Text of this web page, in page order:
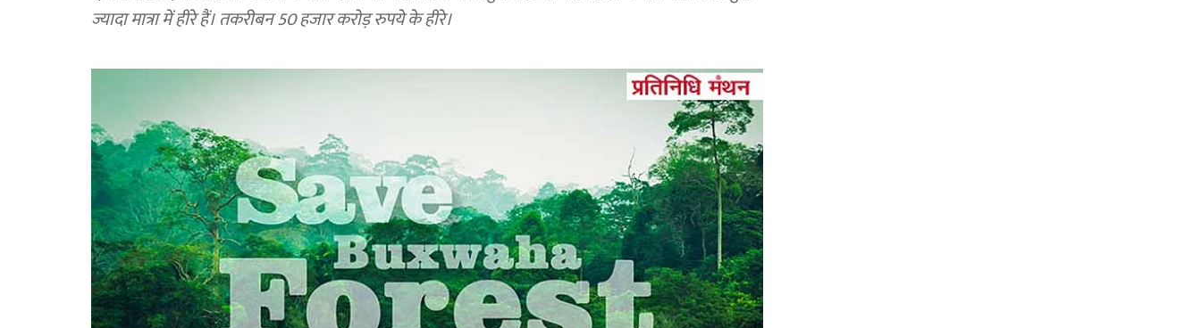
ज्यादा मात्रा में हीरे हैं। तकरीबन 50 हजार करोड़ रुपये के हीरे।